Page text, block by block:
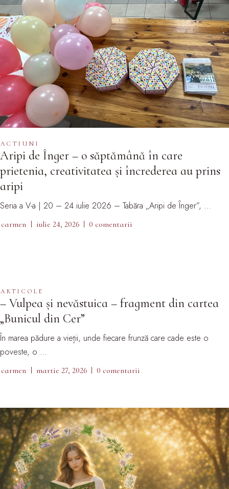
ACTIUNI
Aripi de Înger – o săptămână în care
prietenia, creativitatea și încrederea au prins
aripi
Seria a V-a | 20 – 24 iulie 2026 – Tabăra „Aripi de Înger”, …
carmen iulie 24, 2026 0 comentarii
ARTICOLE
– Vulpea și nevăstuica – fragment din cartea
„Bunicul din Cer”
În marea pădure a vieții, unde fiecare frunză care cade este o
poveste, o …
carmen martie 27, 2026 0 comentarii